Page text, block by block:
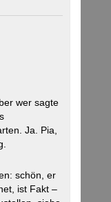
wer sagte
Ja. Pia,
schön, er
ist Fakt –